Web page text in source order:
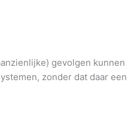
gevolgen kunnen
zonder dat daar een